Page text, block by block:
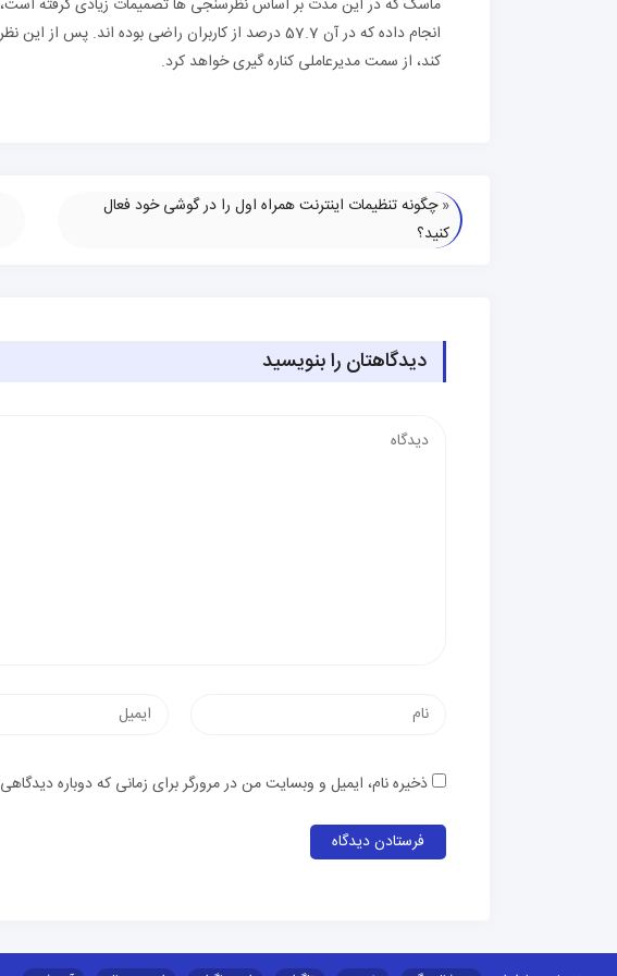
ماسک که در این مدت بر اساس نظرسنجی ها تصمیمات زیادی گرفته است،
انجام داده که در آن 57.7 درصد از کاربران راضی بوده
کند، از سمت مدیرعاملی کناره گیری خواهد کرد.
«چگونه تنظیمات اینترنت همراه اول را در گوشی خود فعال
کنید؟
دیدگاهتان را بنویسید
ذخیره نام، ایمیل و وبسایت من در مرورگر برای زمانی که دوباره